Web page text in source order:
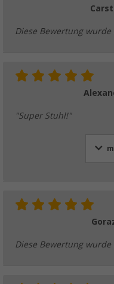
Diese Bewertung
"Super Stuhl!"
Diese Bewertung